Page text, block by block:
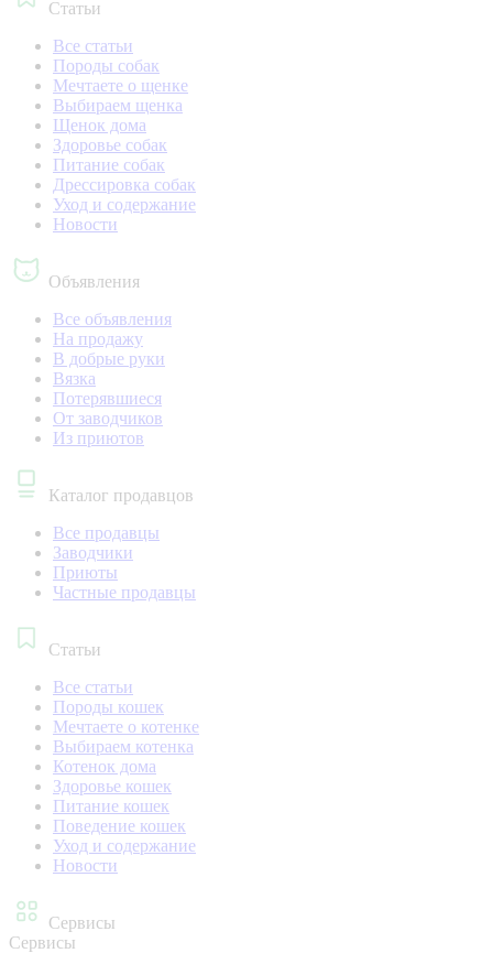
Статьи
Все статьи
Породы собак
Мечтаете о щенке
Выбираем щенка
Щенок дома
Здоровье собак
Питание собак
Дрессировка собак
Уход и содержание
Новости
Объявления
Все объявления
На продажу
В добрые руки
Вязка
Потерявшиеся
От заводчиков
Из приютов
Каталог продавцов
Все продавцы
Заводчики
Приюты
Частные продавцы
Статьи
Все статьи
Породы кошек
Мечтаете о котенке
Выбираем котенка
Котенок дома
Здоровье кошек
Питание кошек
Поведение кошек
Уход и содержание
Новости
Сервисы
Сервисы